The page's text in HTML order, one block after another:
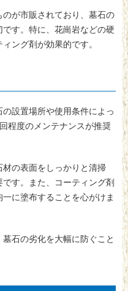
が市販されており、墓石の
す。特に、花崗岩などの硬
ング剤が効果的です。
設置場所や使用条件によっ
程度のメンテナンスが推奨
の表面をしっかりと清掃
す。また、コーティング剤
に塗布することを心がけま
石の劣化を大幅に防ぐこと